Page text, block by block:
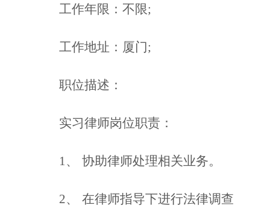
工作年限：不限;
工作地址：厦门;
职位描述：
实习律师岗位职责：
1、 协助律师处理相关业务。
2、 在律师指导下进行法律调查